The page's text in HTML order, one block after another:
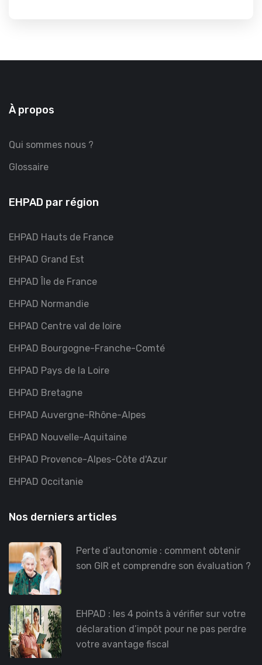
À propos
Qui sommes nous ?
Glossaire
EHPAD par région
EHPAD Hauts de France
EHPAD Grand Est
EHPAD Île de France
EHPAD Normandie
EHPAD Centre val de loire
EHPAD Bourgogne-Franche-Comté
EHPAD Pays de la Loire
EHPAD Bretagne
EHPAD Auvergne-Rhône-Alpes
EHPAD Nouvelle-Aquitaine
EHPAD Provence-Alpes-Côte d'Azur
EHPAD Occitanie
Nos derniers articles
Perte d’autonomie : comment obtenir
son GIR et comprendre son évaluation ?
EHPAD : les 4 points à vérifier sur votre
déclaration d’impôt pour ne pas perdre
votre avantage fiscal